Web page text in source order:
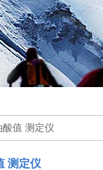
值 测定仪
测定仪